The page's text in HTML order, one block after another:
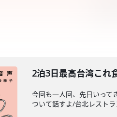
2泊3日最高台湾これ
今回も一人回、先日いって
ついて話すよ/台北レスト